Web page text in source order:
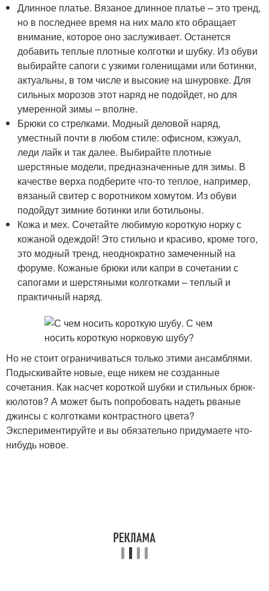
Длинное платье. Вязаное длинное платье – это тренд,
но в последнее время на них мало кто обращает
внимание, которое оно заслуживает. Останется
добавить теплые плотные колготки и шубку. Из обуви
выбирайте сапоги с узкими голенищами или ботинки,
актуальны, в том числе и высокие на шнуровке. Для
сильных морозов этот наряд не подойдет, но для
умеренной зимы – вполне.
Брюки со стрелками. Модный деловой наряд,
уместный почти в любом стиле: офисном, кэжуал,
леди лайк и так далее. Выбирайте плотные
шерстяные модели, предназначенные для зимы. В
качестве верха подберите что-то теплое, например,
вязаный свитер с воротником хомутом. Из обуви
подойдут зимние ботинки или ботильоны.
Кожа и мех. Сочетайте любимую короткую норку с
кожаной одеждой! Это стильно и красиво, кроме того,
это модный тренд, неоднократно замеченный на
форуме. Кожаные брюки или капри в сочетании с
сапогами и шерстяными колготками – теплый и
практичный наряд.
Но не стоит ограничиваться только этими ансамблями.
Подыскивайте новые, еще никем не созданные
сочетания. Как насчет короткой шубки и стильных брюк-
кюлотов? А может быть попробовать надеть рваные
джинсы с колготками контрастного цвета?
Экспериментируйте и вы обязательно придумаете что-
нибудь новое.